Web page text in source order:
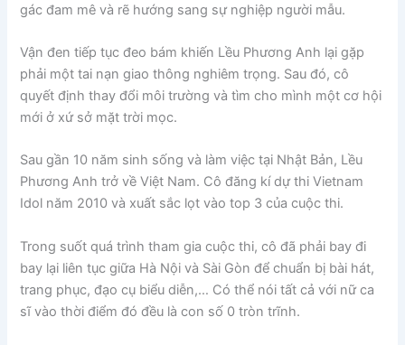
gác đam mê và rẽ hướng sang sự nghiệp người mẫu.
Vận đen tiếp tục đeo bám khiến Lều Phương Anh lại gặp
phải một tai nạn giao thông nghiêm trọng. Sau đó, cô
quyết định thay đổi môi trường và tìm cho mình một cơ hội
mới ở xứ sở mặt trời mọc.
Sau gần 10 năm sinh sống và làm việc tại Nhật Bản, Lều
Phương Anh trở về Việt Nam. Cô đăng kí dự thi Vietnam
Idol năm 2010 và xuất sắc lọt vào top 3 của cuộc thi.
Trong suốt quá trình tham gia cuộc thi, cô đã phải bay đi
bay lại liên tục giữa Hà Nội và Sài Gòn để chuẩn bị bài hát,
trang phục, đạo cụ biểu diễn,… Có thể nói tất cả với nữ ca
sĩ vào thời điểm đó đều là con số 0 tròn trĩnh.